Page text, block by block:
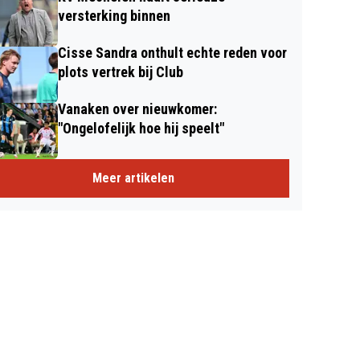
versterking binnen
Cisse Sandra onthult echte reden voor
plots vertrek bij Club
Vanaken over nieuwkomer:
"Ongelofelijk hoe hij speelt"
Meer artikelen